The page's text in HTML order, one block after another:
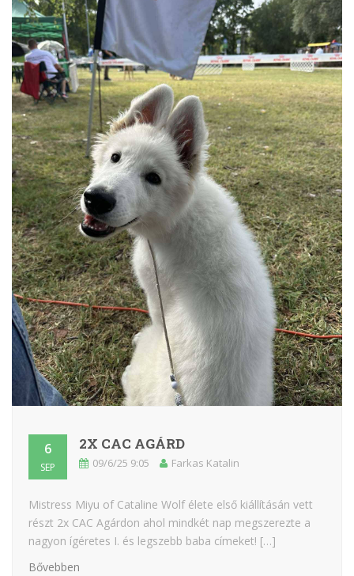
6
SEP
2X CAC AGÁRD
09/6/25 9:05 Farkas Katalin
Mistress Miyu of Cataline Wolf élete első kiállításán vett
részt 2x CAC Agárdon ahol mindkét nap megszerezte a
nagyon ígéretes I. és legszebb baba címeket! […]
Bővebben